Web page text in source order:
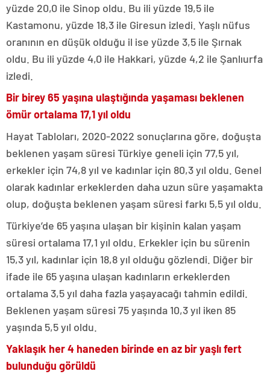
yüzde 20,0 ile Sinop oldu. Bu ili yüzde 19,5 ile
Kastamonu, yüzde 18,3 ile Giresun izledi. Yaşlı nüfus
oranının en düşük olduğu il ise yüzde 3,5 ile Şırnak
oldu. Bu ili yüzde 4,0 ile Hakkari, yüzde 4,2 ile Şanlıurfa
izledi.
Bir birey 65 yaşına ulaştığında yaşaması beklenen
ömür ortalama 17,1 yıl oldu
Hayat Tabloları, 2020-2022 sonuçlarına göre, doğuşta
beklenen yaşam süresi Türkiye geneli için 77,5 yıl,
erkekler için 74,8 yıl ve kadınlar için 80,3 yıl oldu. Genel
olarak kadınlar erkeklerden daha uzun süre yaşamakta
olup, doğuşta beklenen yaşam süresi farkı 5,5 yıl oldu.
Türkiye’de 65 yaşına ulaşan bir kişinin kalan yaşam
süresi ortalama 17,1 yıl oldu. Erkekler için bu sürenin
15,3 yıl, kadınlar için 18,8 yıl olduğu gözlendi. Diğer bir
ifade ile 65 yaşına ulaşan kadınların erkeklerden
ortalama 3,5 yıl daha fazla yaşayacağı tahmin edildi.
Beklenen yaşam süresi 75 yaşında 10,3 yıl iken 85
yaşında 5,5 yıl oldu.
Yaklaşık her 4 haneden birinde en az bir yaşlı fert
bulunduğu görüldü